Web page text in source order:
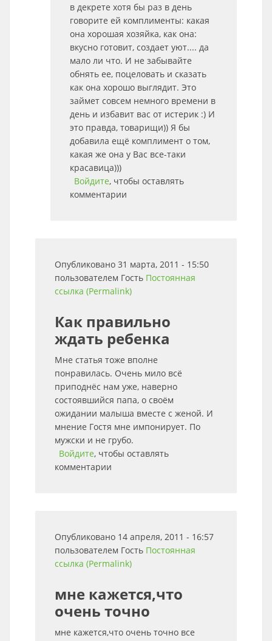
в декрете хотя бы раз в день
говорите ей комплименты: какая
она хорошая хозяйка, как она:
вкусно готовит, создает уют.... да
мало ли что. И не забывайте
обнять ее, поцеловать и сказать
как она хорошо выглядит. Это
займет совсем немного времени в
день и избавит вас от истерик :) И
это правда, товарищи)) Я бы
добавила ещё комплимент о том,
какая же она у Вас все-таки
красавица)))
Войдите, чтобы оставлять
комментарии
Опубликовано 31 марта, 2011 - 15:50
пользователем Гость Постоянная
ссылка (Permalink)
Как правильно
ждать ребенка
Мне статья тоже вполне
понравилась. Очень мило всё
приподнёс нам уже, наверно
состоявшийся папа, о своём
ожидании малыша вместе с женой. И
мнение Гостя мне импонирует. По
мужски и не грубо.
Войдите, чтобы оставлять
комментарии
Опубликовано 14 апреля, 2011 - 16:57
пользователем Гость Постоянная
ссылка (Permalink)
мне кажется,что
очень точно
мне кажется,что очень точно все